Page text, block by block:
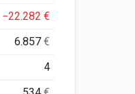
−22.282€
6.857€
4